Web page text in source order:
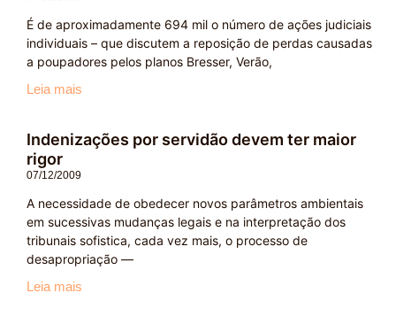
É de aproximadamente 694 mil o número de ações judiciais
individuais – que discutem a reposição de perdas causadas
a poupadores pelos planos Bresser, Verão,
Leia mais
Indenizações por servidão devem ter maior
rigor
07/12/2009
A necessidade de obedecer novos parâmetros ambientais
em sucessivas mudanças legais e na interpretação dos
tribunais sofistica, cada vez mais, o processo de
desapropriação —
Leia mais